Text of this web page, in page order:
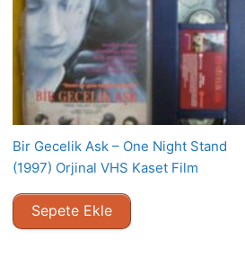
Bir Gecelik Ask – One Night Stand
(1997) Orjinal VHS Kaset Film
Sepete Ekle